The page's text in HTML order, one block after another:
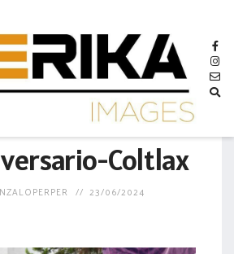
Coltlax
23/06/2024